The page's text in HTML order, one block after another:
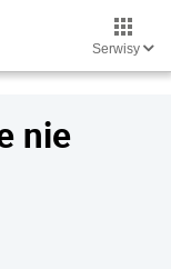
Serwisy
nie